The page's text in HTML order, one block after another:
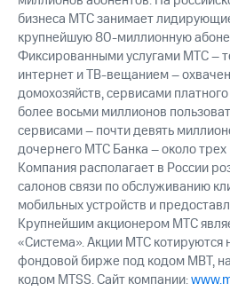
бизнеса МТС занимает
крупнейшую 80-миллионную
Фиксированными услугами МТС –
интернет и ТВ-вещанием –
домохозяйств, сервисами
более восьми миллионов
сервисами – почти девять
дочернего МТС Банка – около
Компания располагает в России
салонов связи по обслуживанию
мобильных устройств и
Крупнейшим акционером МТС
«Система». Акции МТС
фондовой бирже под кодом MBT,
кодом MTSS. Сайт компании: